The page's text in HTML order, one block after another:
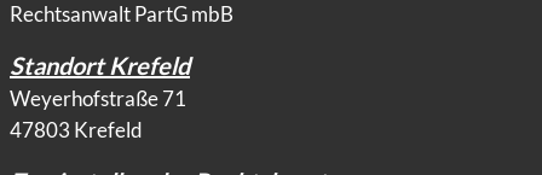
Rechtsanwalt PartG mbB
Standort Krefeld
Weyerhofstraße 71
47803 Krefeld